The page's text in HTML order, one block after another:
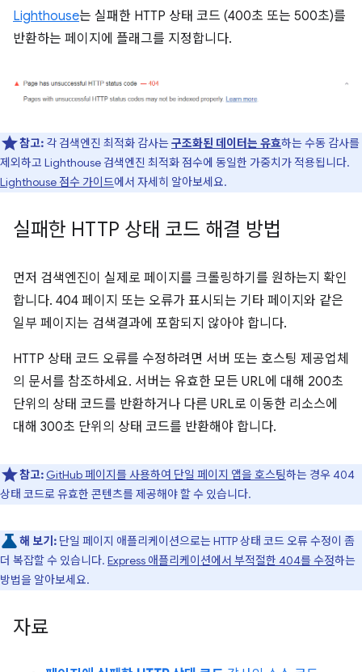
Lighthouse는 실패한 HTTP 상태 코드 (400초 또는 500초)를
반환하는 페이지에 플래그를 지정합니다.
참고: 각 검색엔진 최적화 감사는구조화된 데이터는 유효하는 수동 감사를
제외하고 Lighthouse 검색엔진 최적화 점수에 동일한 가중치가 적용됩니다.
Lighthouse 점수 가이드에서 자세히 알아보세요.
실패한 HTTP 상태 코드 해결 방법
먼저 검색엔진이 실제로 페이지를 크롤링하기를 원하는지 확인
합니다. 404 페이지 또는 오류가 표시되는 기타 페이지와 같은
일부 페이지는 검색결과에 포함되지 않아야 합니다.
HTTP 상태 코드 오류를 수정하려면 서버 또는 호스팅 제공업체
의 문서를 참조하세요. 서버는 유효한 모든 URL에 대해 200초
단위의 상태 코드를 반환하거나 다른 URL로 이동한 리소스에
대해 300초 단위의 상태 코드를 반환해야 합니다.
참고: GitHub 페이지를 사용하여 단일 페이지 앱을 호스팅하는 경우 404
상태 코드로 유효한 콘텐츠를 제공해야 할 수 있습니다.
해 보기: 단일 페이지 애플리케이션으로는 HTTP 상태 코드 오류 수정이 좀
더 복잡할 수 있습니다. Express 애플리케이션에서 부적절한 404를 수정하는
방법을 알아보세요.
자료